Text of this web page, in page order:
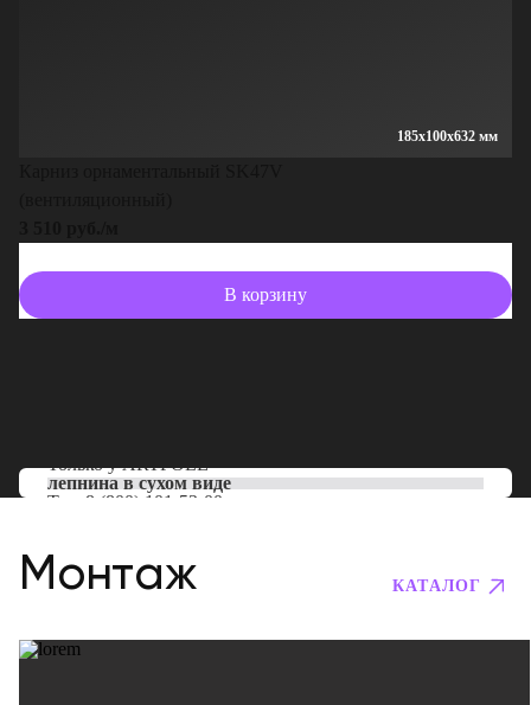
185x100x632 мм
В корзину
Только уARTPOLE
лепнина в сухом виде
Тел: 8 (800) 101-53-00
Монтаж КАТАЛОГ